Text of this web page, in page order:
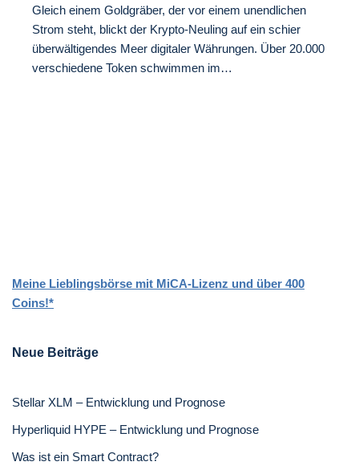
Gleich einem Goldgräber, der vor einem unendlichen
Strom steht, blickt der Krypto-Neuling auf ein schier
überwältigendes Meer digitaler Währungen. Über 20.000
verschiedene Token schwimmen im…
Meine Lieblingsbörse mit MiCA-Lizenz und über 400
Coins!*
Neue Beiträge
Stellar XLM – Entwicklung und Prognose
Hyperliquid HYPE – Entwicklung und Prognose
Was ist ein Smart Contract?